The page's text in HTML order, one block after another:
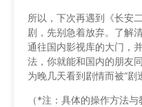
所以，下次再遇到《长安
剧，先别急着放弃。了解
通往国内影视库的大门，
法，你就能和国内的朋友
为晚几天看到剧情而被“剧
（*注：具体的操作方法